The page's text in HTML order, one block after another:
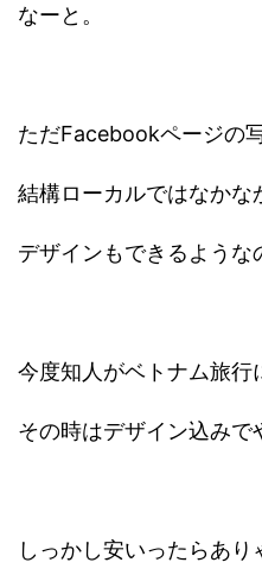
なーと。
ただFacebookページの
結構ローカルではなかな
デザインもできるような
今度知人がベトナム旅行
その時はデザイン込み
しっかし安いったらあ